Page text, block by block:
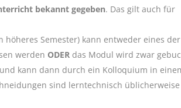
bekannt gegeben. Das gilt auch für
Semester) kann entweder eines der
werden ODER das Modul wird zwar
kann dann durch ein Kolloquium in
sind lerntechnisch